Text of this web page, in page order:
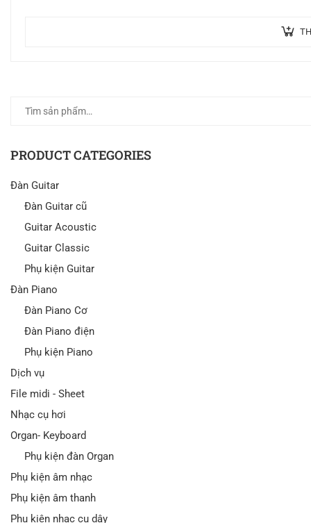
PRODUCT CATEGORIES
Đàn Guitar
Đàn Guitar cũ
Guitar Acoustic
Guitar Classic
Phụ kiện Guitar
Đàn Piano
Đàn Piano Cơ
Đàn Piano điện
Phụ kiện Piano
Dịch vụ
File midi - Sheet
Nhạc cụ hơi
Organ- Keyboard
Phụ kiện đàn Organ
Phụ kiện âm nhạc
Phụ kiện âm thanh
Phụ kiện nhạc cụ dây